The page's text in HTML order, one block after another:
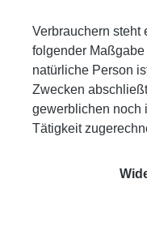
Verbrauchern steht
folgender
natürliche Person
Zwecken
gewerblichen noch
Tätigkeit